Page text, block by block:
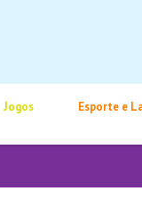
Jogos Esporte e